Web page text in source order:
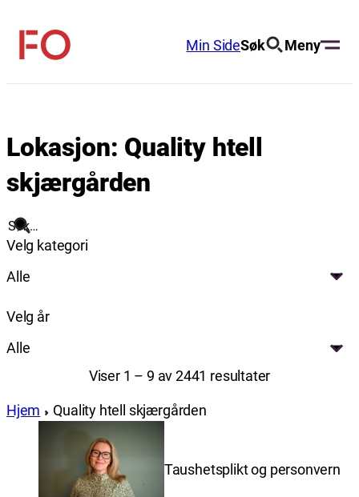
innhold
FO
Min SideSøk Meny
Lokasjon: Quality htell
skjærgården
Søk
Velg kategori
Alle
Velg år
Alle
Viser 1 – 9 av 2441 resultater
Hjem Quality htell skjærgården
Taushetsplikt og personvern